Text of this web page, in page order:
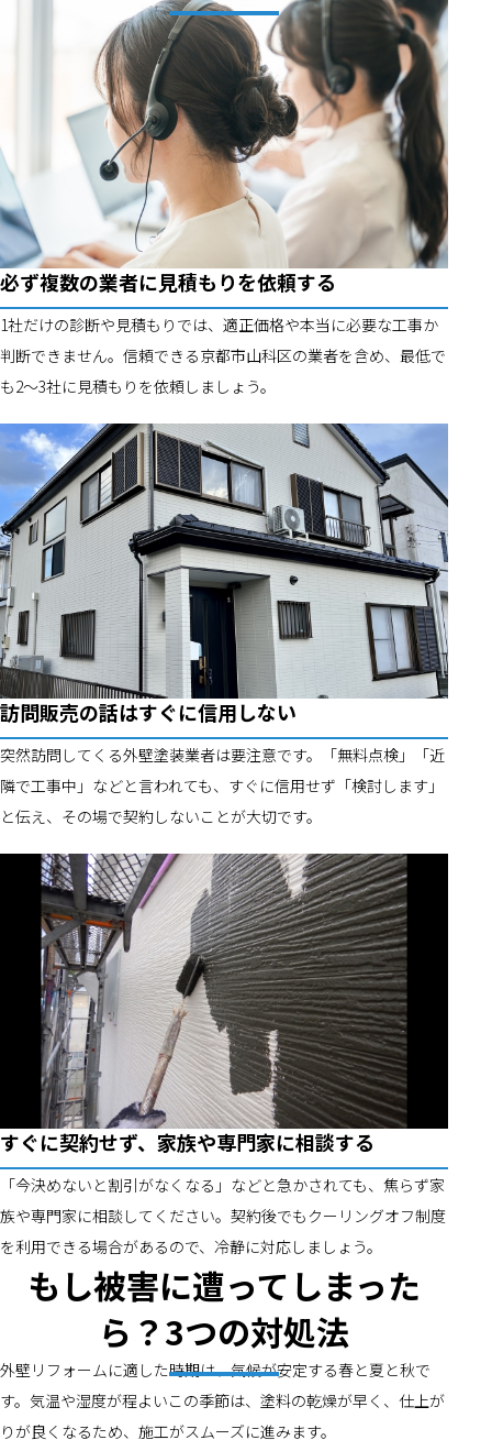
必ず複数の業者に見積もりを依頼する
1社だけの診断や見積もりでは、適正価格や本当に必要な工事か
判断できません。信頼できる京都市山科区の業者を含め、最低で
も2～3社に見積もりを依頼しましょう。
訪問販売の話はすぐに信用しない
突然訪問してくる外壁塗装業者は要注意です。「無料点検」「近
隣で工事中」などと言われても、すぐに信用せず「検討します」
と伝え、その場で契約しないことが大切です。
すぐに契約せず、家族や専門家に相談する
「今決めないと割引がなくなる」などと急かされても、焦らず家
族や専門家に相談してください。契約後でもクーリングオフ制度
を利用できる場合があるので、冷静に対応しましょう。
もし被害に遭ってしまった
ら？3つの対処法
外壁リフォームに適した時期は、気候が安定する春と夏と秋で
す。気温や湿度が程よいこの季節は、塗料の乾燥が早く、仕上が
りが良くなるため、施工がスムーズに進みます。